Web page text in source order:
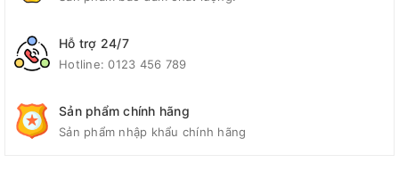
Hỗ trợ 24/7
Hotline:0123 456 789
Sản phẩm chính hãng
Sản phẩm nhập khẩu chính hãng